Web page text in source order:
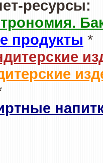
ресурсы:
продукты *